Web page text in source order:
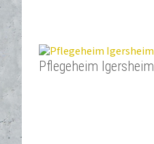
Pflegeheim Igersheim